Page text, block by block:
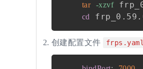
tar -xzvf
cd
创建配置文件 frps.yaml